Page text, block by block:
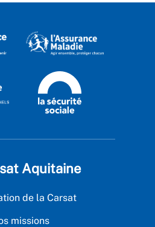
Aquitaine
de la Carsat
missions